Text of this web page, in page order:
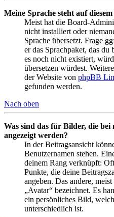
Meine Sprache steht auf
Meist hat die Board-
nicht installiert oder
Sprache übersetzt. Frage
er das Sprachpaket, das
es noch nicht existiert,
übersetzen würdest.
der Website von phpBB
gefunden werden.
Nach oben
Was sind das für Bilder, die bei
angezeigt werden?
In der Beitragsansicht
Benutzernamen stehen.
deinem Rang verknüpft:
Punkte, die deine
angeben. Das andere,
„Avatar“ bezeichnet. Es
ein persönliches Bild,
unterschiedlich ist.